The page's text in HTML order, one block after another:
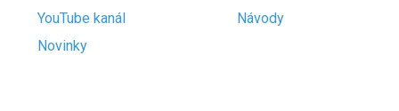
YouTube kanál
Novinky
Návody